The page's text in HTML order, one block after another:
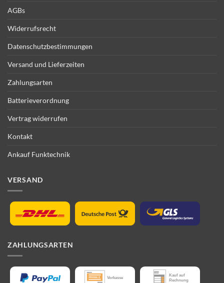
AGBs
Widerrufsrecht
Datenschutzbestimmungen
Versand und Lieferzeiten
Zahlungsarten
Batterieverordnung
Vertrag widerrufen
Kontakt
Ankauf Funktechnik
VERSAND
ZAHLUNGSARTEN